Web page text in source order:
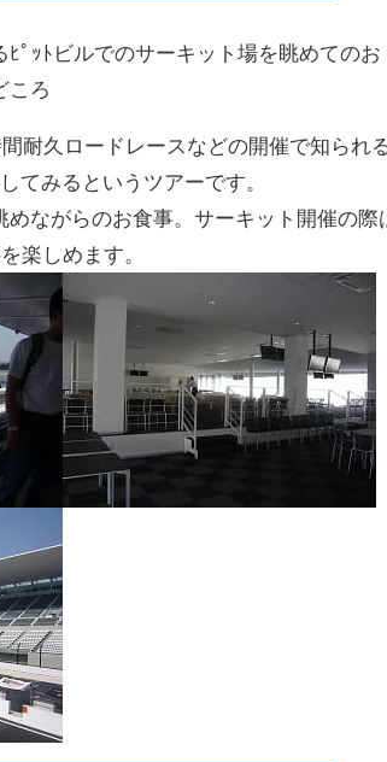
ﾟｯﾄビルでのサーキット場を眺めてのお
ころ
耐久ロードレースなどの開催で知られ
てみるというツアーです。
ながらのお食事。サーキット開催の際
楽しめます。